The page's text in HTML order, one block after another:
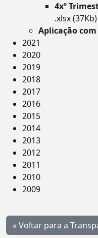
4xº
.xlsx (37Kb)
Aplicação
2021
2020
2019
2018
2017
2016
2015
2014
2013
2012
2011
2010
2009
« Voltar para a